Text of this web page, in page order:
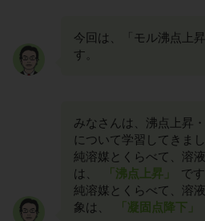
今回は、「モル沸点上
す。
みなさんは、沸点上昇
について学習してきまし
純溶媒とくらべて、溶
は、
「沸点上昇」
です
純溶媒とくらべて、溶
象は、
「凝固点降下」